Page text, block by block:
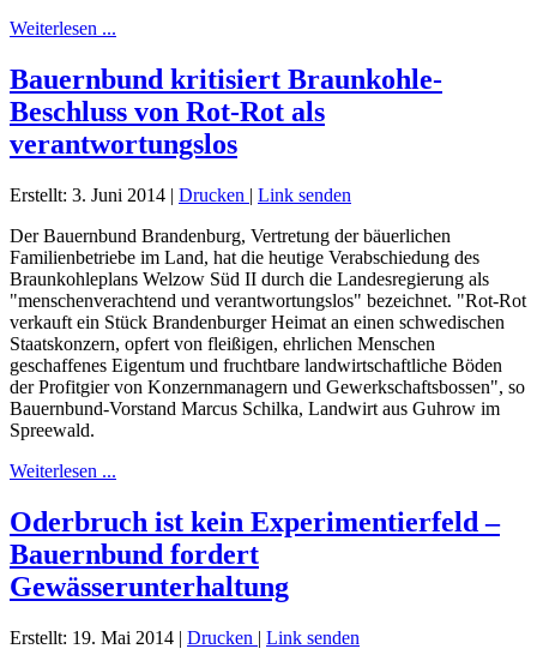
Weiterlesen ...
Bauernbund kritisiert Braunkohle-
Beschluss von Rot-Rot als
verantwortungslos
Erstellt: 3. Juni 2014 | Drucken | Link senden
Der Bauernbund Brandenburg, Vertretung der bäuerlichen
Familienbetriebe im Land, hat die heutige Verabschiedung des
Braunkohleplans Welzow Süd II durch die Landesregierung als
"menschenverachtend und verantwortungslos" bezeichnet. "Rot-Rot
verkauft ein Stück Brandenburger Heimat an einen schwedischen
Staatskonzern, opfert von fleißigen, ehrlichen Menschen
geschaffenes Eigentum und fruchtbare landwirtschaftliche Böden
der Profitgier von Konzernmanagern und Gewerkschaftsbossen", so
Bauernbund-Vorstand Marcus Schilka, Landwirt aus Guhrow im
Spreewald.
Weiterlesen ...
Oderbruch ist kein Experimentierfeld –
Bauernbund fordert
Gewässerunterhaltung
Erstellt: 19. Mai 2014 | Drucken | Link senden